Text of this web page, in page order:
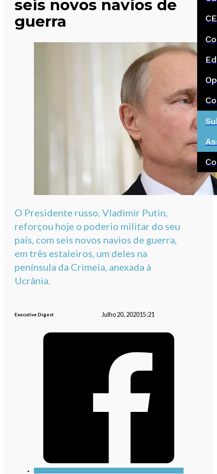
seis novos navios de
guerra
O Presidente russo, Vladimir Putin,
reforçou hoje o poderio militar do seu
país, com seis novos navios de guerra,
em três estaleiros, um deles na
península da Crimeia, anexada à
Ucrânia.
Executive Digest Julho 20, 202015:21